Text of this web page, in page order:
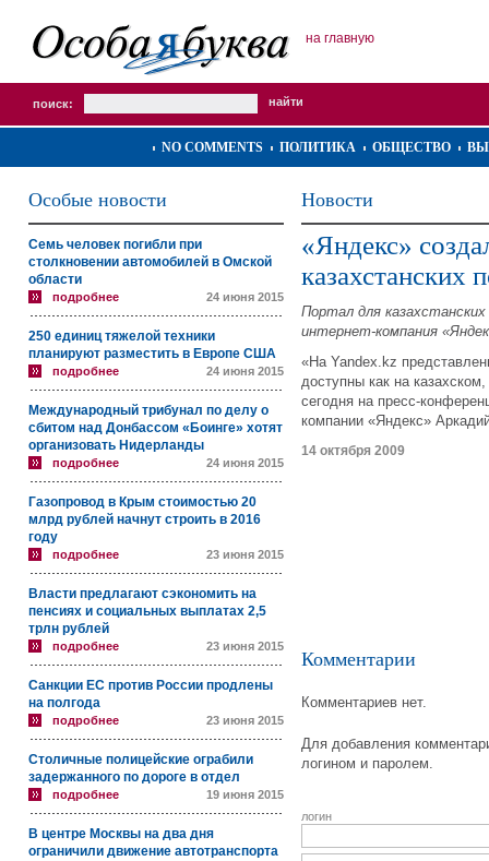
на главную
поиск:
NO COMMENTS ПОЛИТИКА ОБЩЕСТВО
Особые новости
Семь человек погибли при
столкновении автомобилей в Омской
области
подробнее 24 июня 2015
250 единиц тяжелой техники
планируют разместить в Европе США
подробнее 24 июня 2015
Международный трибунал по делу о
сбитом над Донбассом «Боинге» хотят
организовать Нидерланды
подробнее 24 июня 2015
Газопровод в Крым стоимостью 20
млрд рублей начнут строить в 2016
году
подробнее 23 июня 2015
Власти предлагают сэкономить на
пенсиях и социальных выплатах 2,5
трлн рублей
подробнее 23 июня 2015
Санкции ЕС против России продлены
на полгода
подробнее 23 июня 2015
Столичные полицейские ограбили
задержанного по дороге в отдел
подробнее 19 июня 2015
В центре Москвы на два дня
ограничили движение автотранспорта
Новости
«Яндекс»
казахстанских
Портал для казахстанских
интернет-компания
«На Yandex.kz
доступны как на
сегодня на пресс-
компании «Яндекс»
14 октября 2009
Комментарии
Комментариев нет.
Для добавления
логином и паролем.
логин